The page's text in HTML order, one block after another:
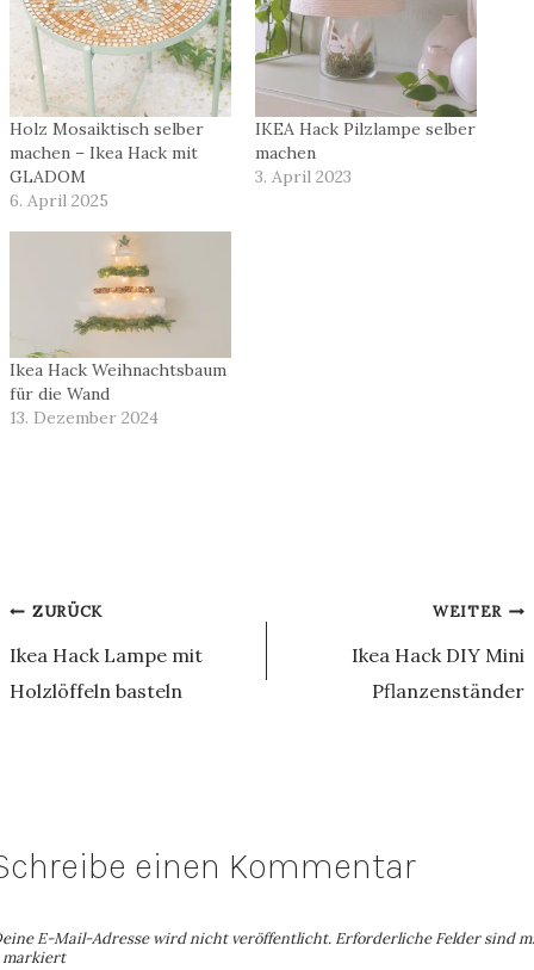
Holz Mosaiktisch selber
machen – Ikea Hack mit
GLADOM
6. April 2025
IKEA Hack Pilzlampe selber
machen
3. April 2023
Ikea Hack Weihnachtsbaum
für die Wand
13. Dezember 2024
Beitragsnavigation
ZURÜCK
Ikea Hack Lampe mit
Holzlöffeln basteln
WEITER
Ikea Hack DIY Mini
Pflanzenständer
einen Kommentar
E-Mail-Adresse wird nicht veröffentlicht. Erforderliche Felder sind
markiert